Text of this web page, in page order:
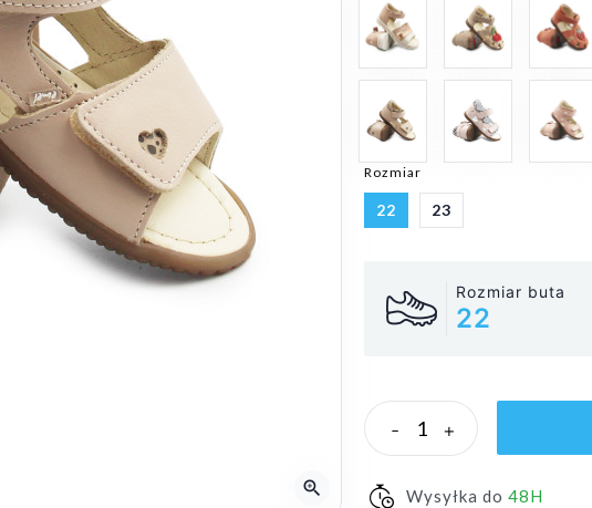
zoom_in
Rozmiar
22 23
Rozmiar buta
22
- +
Wysyłka do 48H